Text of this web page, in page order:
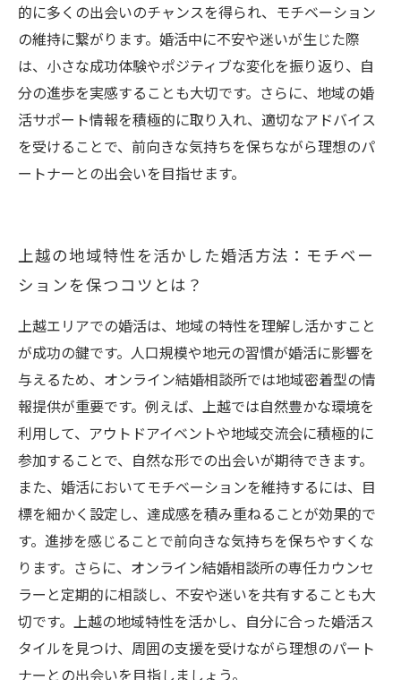
的に多くの出会いのチャンスを得られ、モチベーション
の維持に繋がります。婚活中に不安や迷いが生じた際
は、小さな成功体験やポジティブな変化を振り返り、自
分の進歩を実感することも大切です。さらに、地域の婚
活サポート情報を積極的に取り入れ、適切なアドバイス
を受けることで、前向きな気持ちを保ちながら理想のパ
ートナーとの出会いを目指せます。
上越の地域特性を活かした婚活方法：モチベー
ションを保つコツとは？
上越エリアでの婚活は、地域の特性を理解し活かすこと
が成功の鍵です。人口規模や地元の習慣が婚活に影響を
与えるため、オンライン結婚相談所では地域密着型の情
報提供が重要です。例えば、上越では自然豊かな環境を
利用して、アウトドアイベントや地域交流会に積極的に
参加することで、自然な形での出会いが期待できます。
また、婚活においてモチベーションを維持するには、目
標を細かく設定し、達成感を積み重ねることが効果的で
す。進捗を感じることで前向きな気持ちを保ちやすくな
ります。さらに、オンライン結婚相談所の専任カウンセ
ラーと定期的に相談し、不安や迷いを共有することも大
切です。上越の地域特性を活かし、自分に合った婚活ス
タイルを見つけ、周囲の支援を受けながら理想のパート